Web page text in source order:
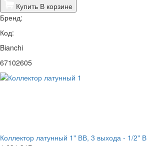
Купить В корзине
Бренд:
Код:
Bianchi
67102605
Коллектор латунный 1" ВВ, 3 выхода - 1/2" В